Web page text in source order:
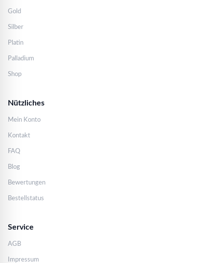
Gold
Silber
Platin
Palladium
Shop
Nützliches
Mein Konto
Kontakt
FAQ
Blog
Bewertungen
Bestellstatus
Service
AGB
Impressum